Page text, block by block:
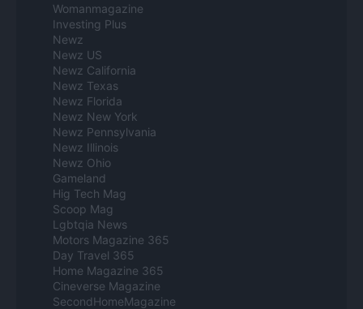
Womanmagazine
Investing Plus
Newz
Newz US
Newz California
Newz Texas
Newz Florida
Newz New York
Newz Pennsylvania
Newz Illinois
Newz Ohio
Gameland
Hig Tech Mag
Scoop Mag
Lgbtqia News
Motors Magazine 365
Day Travel 365
Home Magazine 365
Cineverse Magazine
SecondHomeMagazine